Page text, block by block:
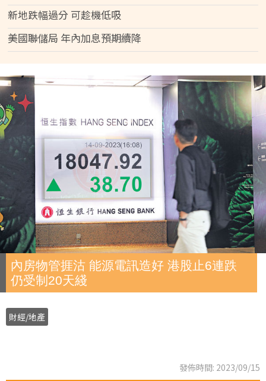
新地跌幅過分 可趁機低吸
美國聯儲局 年內加息預期續降
內房物管捱沽 能源電訊造好 港股止6連跌
仍受制20天綫
財經/地產
發佈時間: 2023/09/15